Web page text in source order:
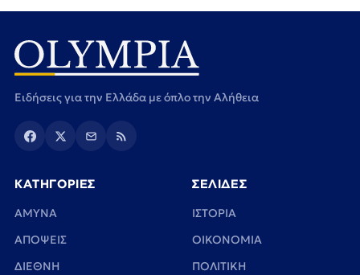
Ειδήσεις για την Ελλάδα με όπλο την Αλήθεια
ΚΑΤΗΓΟΡΙΕΣ
ΑΜΥΝΑ
ΑΠΟΨΕΙΣ
ΔΙΕΘΝΗ
ΣΕΛΙΔΕΣ
ΙΣΤΟΡΙΑ
ΟΙΚΟΝΟΜΙΑ
ΠΟΛΙΤΙΚΗ